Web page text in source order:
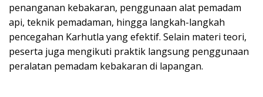
penanganan kebakaran, penggunaan alat pemadam
api, teknik pemadaman, hingga langkah-langkah
pencegahan Karhutla yang efektif. Selain materi teori,
peserta juga mengikuti praktik langsung penggunaan
peralatan pemadam kebakaran di lapangan.